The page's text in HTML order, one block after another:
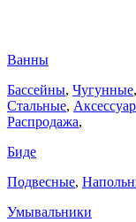
Ванны
Бассейны, Чугунные,
Стальные,
Распродажа,
Биде
Подвесные,
Умывальники